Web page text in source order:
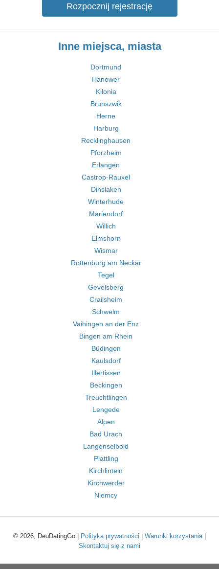
Rozpocznij rejestrację
Inne miejsca, miasta
Dortmund
Hanower
Kilonia
Brunszwik
Herne
Harburg
Recklinghausen
Pforzheim
Erlangen
Castrop-Rauxel
Dinslaken
Winterhude
Mariendorf
Willich
Elmshorn
Wismar
Rottenburg am Neckar
Tegel
Gevelsberg
Crailsheim
Schwelm
Vaihingen an der Enz
Bingen am Rhein
Büdingen
Kaulsdorf
Illertissen
Beckingen
Treuchtlingen
Lengede
Alpen
Bad Urach
Langenselbold
Plattling
Kirchlinteln
Kirchwerder
Niemcy
© 2026, DeuDatingGo | Polityka prywatności Warunki korzystania|
Skontaktuj się z nami